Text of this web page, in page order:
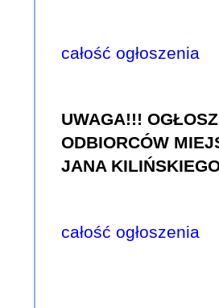
całość ogłoszenia
UWAGA!!!
ODBIORCÓW
JANA
całość ogłoszenia